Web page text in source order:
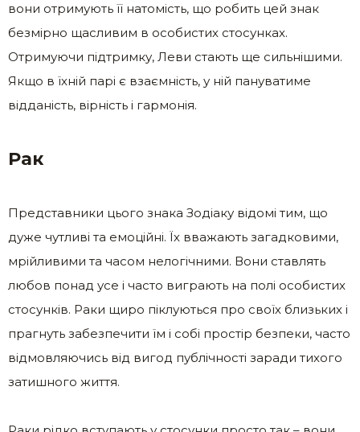
вони отримують її натомість, що робить цей знак
безмірно щасливим в особистих стосунках.
Отримуючи підтримку, Леви стають ще сильнішими.
Якщо в їхній парі є взаємність, у ній пануватиме
відданість, вірність і гармонія.
Рак
Представники цього знака Зодіаку відомі тим, що
дуже чутливі та емоційні. Їх вважають загадковими,
мрійливими та часом нелогічними. Вони ставлять
любов понад усе і часто виграють на полі особистих
стосунків. Раки щиро піклуються про своїх близьких і
прагнуть забезпечити їм і собі простір безпеки, часто
відмовляючись від вигод публічності заради тихого
затишного життя.